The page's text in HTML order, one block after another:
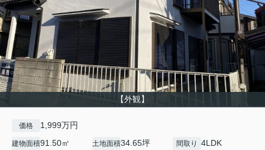
【外観】
価格 1,999万円
建物面積91.50㎡ 土地面積34.65坪
間取り 4LDK